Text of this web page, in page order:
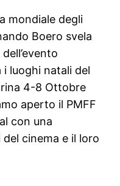
mondiale degli
Boero svela
luoghi natali del
4-8 Ottobre
aperto il PMFF
con una
cinema e il loro